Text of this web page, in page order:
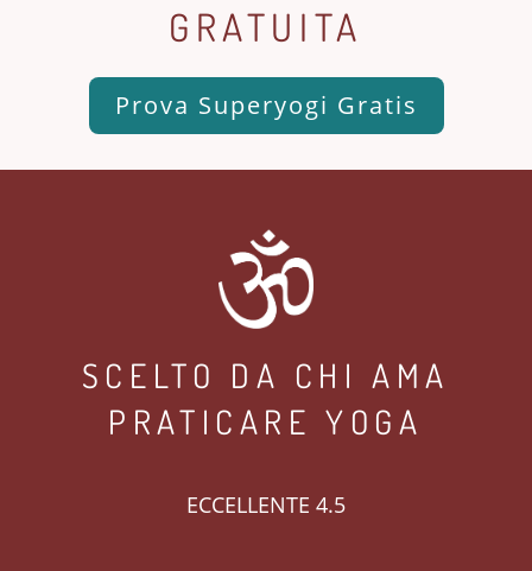
GRATUITA
Prova Superyogi Gratis
SCELTO DA CHI AMA
PRATICARE YOGA
ECCELLENTE 4.5